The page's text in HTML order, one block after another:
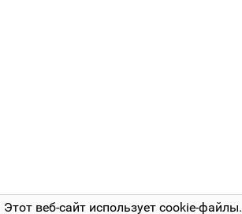
Этот веб-сайт использует cookie-файлы.